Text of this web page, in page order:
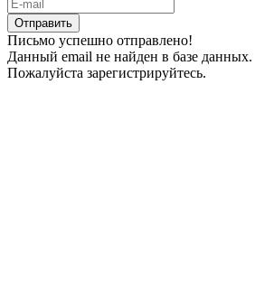
Отправить
Письмо успешно отправлено!
Данный email не найден в базе данных.
Пожалуйста зарегистрируйтесь.